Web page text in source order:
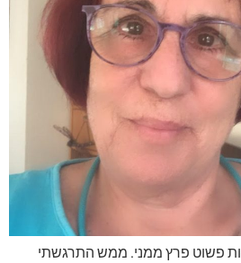
פשוט פרץ ממני. ממש התרגשתי